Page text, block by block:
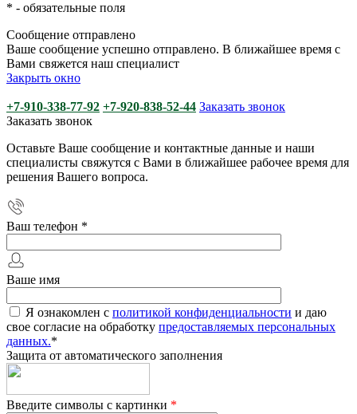
* - обязательные поля
Сообщение отправлено
Ваше сообщение успешно отправлено. В ближайшее время с
Вами свяжется наш специалист
Закрыть окно
+7-910-338-77-92 +7-920-838-52-44 Заказать звонок
Заказать звонок
Оставьте Ваше сообщение и контактные данные и наши
специалисты свяжутся с Вами в ближайшее рабочее время для
решения Вашего вопроса.
Ваш телефон *
Ваше имя
Я ознакомлен с политикой конфиденциальности и даю
свое согласие на обработку предоставляемых персональных
данных.*
Защита от автоматического заполнения
Введите символы с картинки *